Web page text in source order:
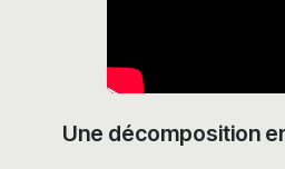
Une décomposition